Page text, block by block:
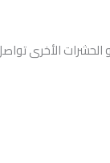
الأخرى